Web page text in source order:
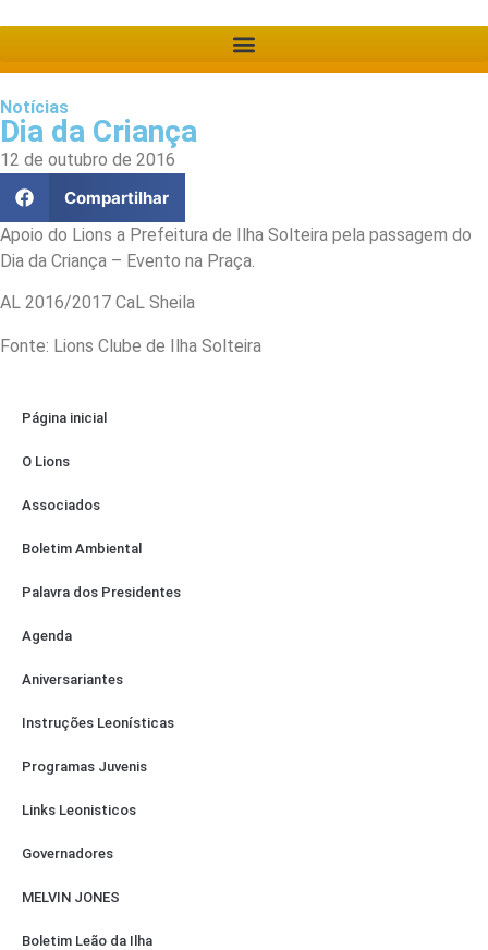
Notícias
Dia da Criança
12 de outubro de 2016
Compartilhar
Apoio do Lions a Prefeitura de Ilha Solteira pela passagem do
Dia da Criança – Evento na Praça.
AL 2016/2017 CaL Sheila
Fonte: Lions Clube de Ilha Solteira
Página inicial
O Lions
Associados
Boletim Ambiental
Palavra dos Presidentes
Agenda
Aniversariantes
Instruções Leonísticas
Programas Juvenis
Links Leonisticos
Governadores
MELVIN JONES
Boletim Leão da Ilha